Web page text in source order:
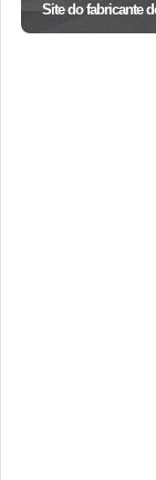
Site do fabricante